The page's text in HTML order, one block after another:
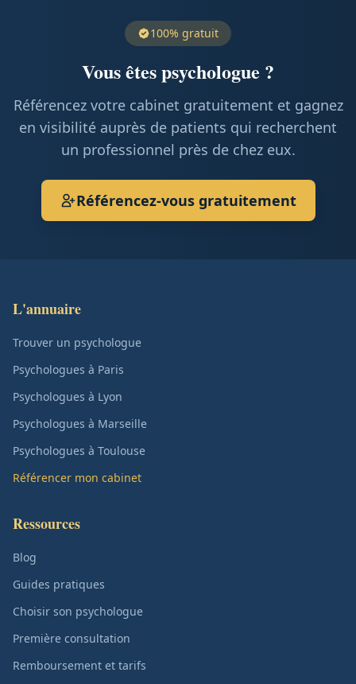
100% gratuit
Vous êtes psychologue ?
Référencez votre cabinet gratuitement et gagnez
en visibilité auprès de patients qui recherchent
un professionnel près de chez eux.
Référencez-vous gratuitement
L'annuaire
Trouver un psychologue
Psychologues à Paris
Psychologues à Lyon
Psychologues à Marseille
Psychologues à Toulouse
Référencer mon cabinet
Ressources
Blog
Guides pratiques
Choisir son psychologue
Première consultation
Remboursement et tarifs